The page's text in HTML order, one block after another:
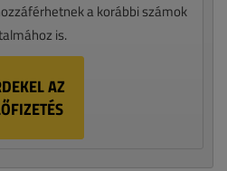
a korábbi számok
is.
AZ